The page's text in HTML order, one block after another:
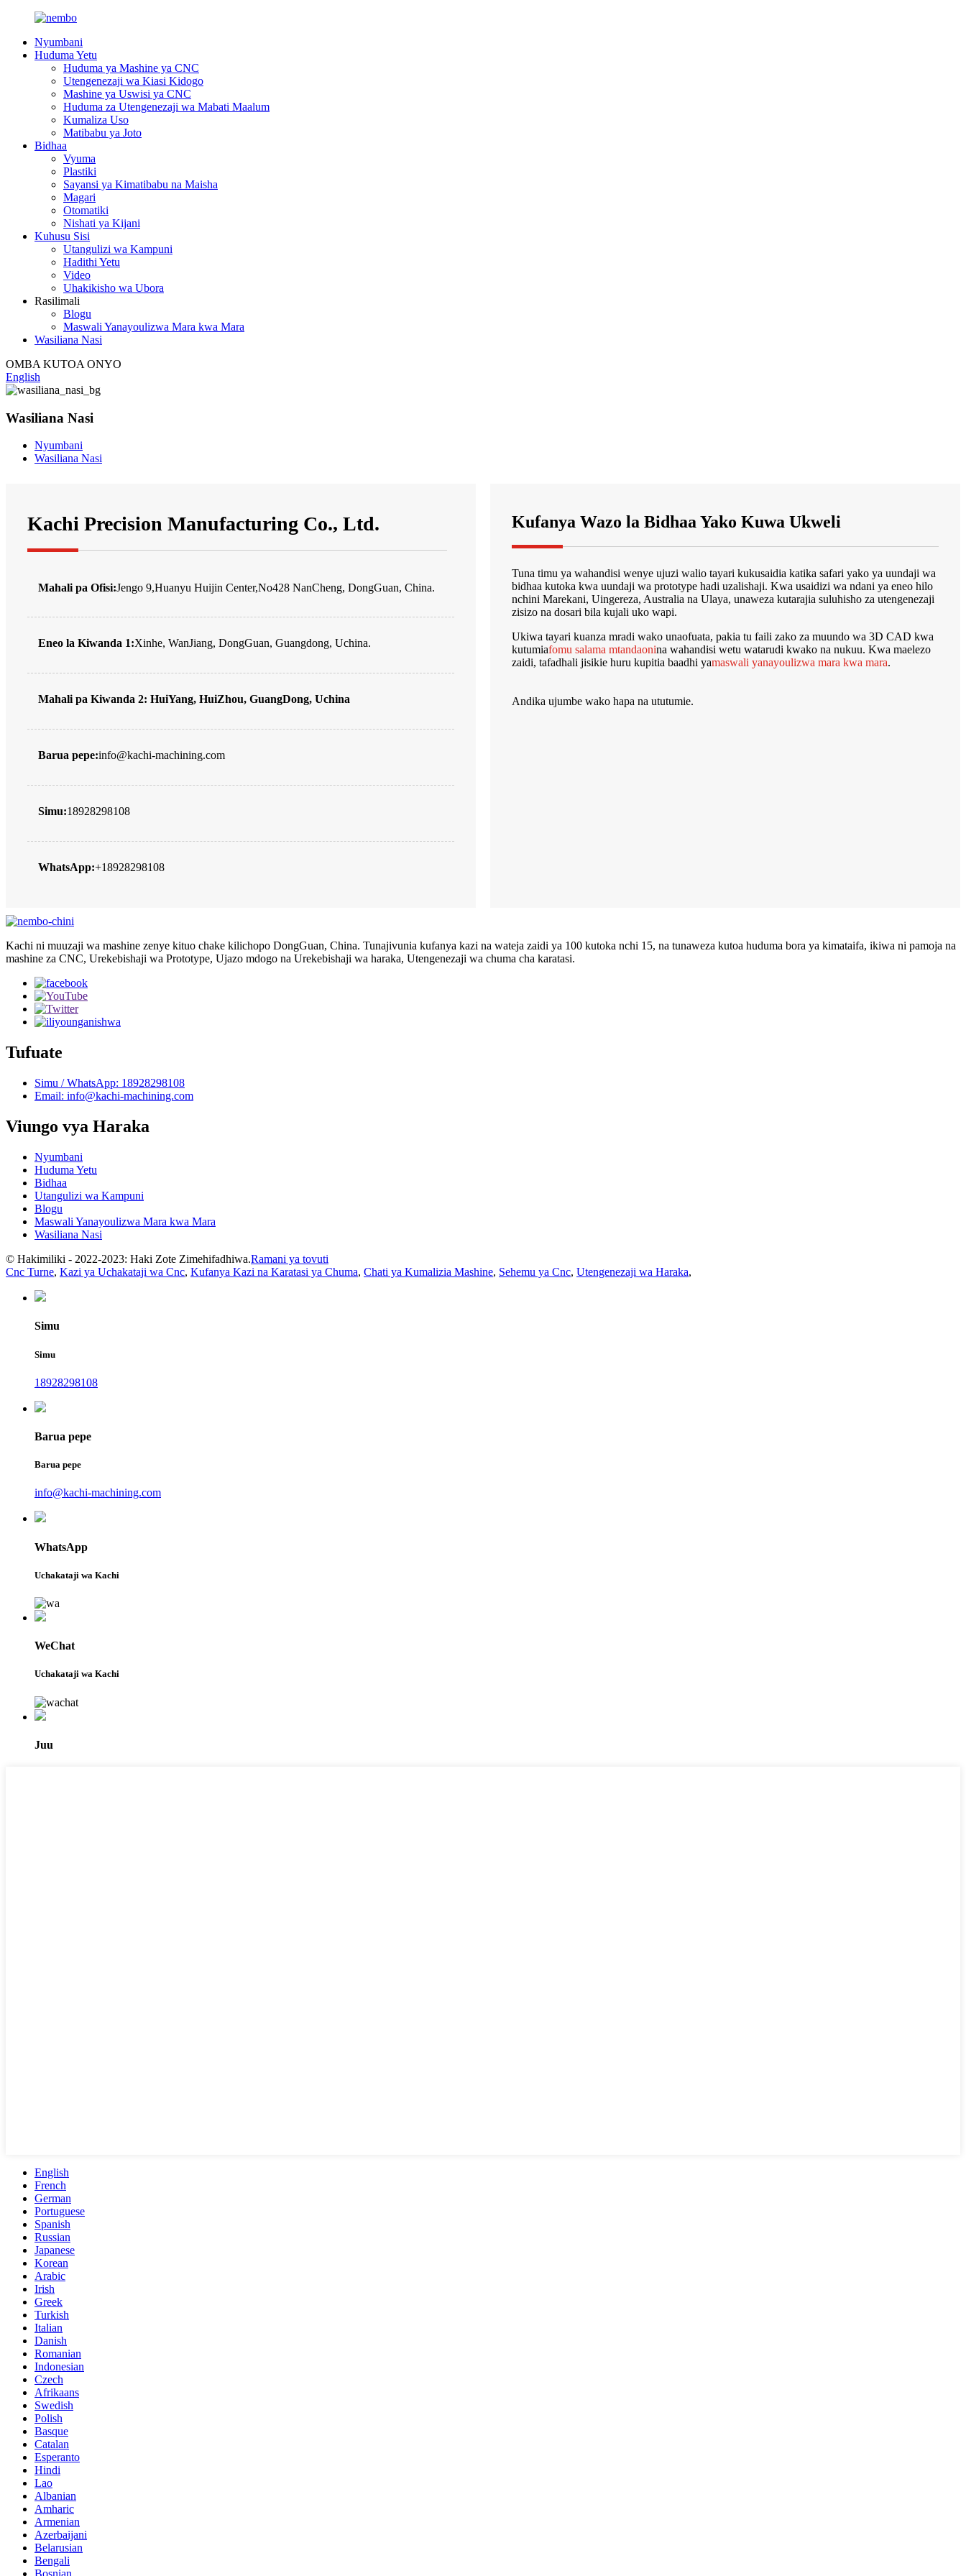
Nyumbani
Huduma Yetu
Huduma ya Mashine ya CNC
Utengenezaji wa Kiasi Kidogo
Mashine ya Uswisi ya CNC
Huduma za Utengenezaji wa Mabati Maalum
Kumaliza Uso
Matibabu ya Joto
Bidhaa
Vyuma
Plastiki
Sayansi ya Kimatibabu na Maisha
Magari
Otomatiki
Nishati ya Kijani
Kuhusu Sisi
Utangulizi wa Kampuni
Hadithi Yetu
Video
Uhakikisho wa Ubora
Rasilimali
Blogu
Maswali Yanayoulizwa Mara kwa Mara
Wasiliana Nasi
OMBA KUTOA ONYO
English
Wasiliana Nasi
Nyumbani
Wasiliana Nasi
Kachi Precision Manufacturing Co., Ltd.
Mahali pa Ofisi:Jengo 9,Huanyu Huijin Center,No428 NanCheng, DongGuan, China.
Eneo la Kiwanda 1:Xinhe, WanJiang, DongGuan, Guangdong, Uchina.
Mahali pa Kiwanda 2: HuiYang, HuiZhou, GuangDong, Uchina
Barua pepe:info@kachi-machining.com
Simu:18928298108
WhatsApp:+18928298108
Kufanya Wazo la Bidhaa Yako Kuwa Ukweli
Tuna timu ya wahandisi wenye ujuzi walio tayari kukusaidia katika safari yako ya uundaji wa
bidhaa kutoka kwa uundaji wa prototype hadi uzalishaji. Kwa usaidizi wa ndani ya eneo hilo
nchini Marekani, Uingereza, Australia na Ulaya, unaweza kutarajia suluhisho za utengenezaji
zisizo na dosari bila kujali uko wapi.
Ukiwa tayari kuanza mradi wako unaofuata, pakia tu faili zako za muundo wa 3D CAD kwa
kutumiafomu salama mtandaonina wahandisi wetu watarudi kwako na nukuu. Kwa maelezo
zaidi, tafadhali jisikie huru kupitia baadhi yamaswali yanayoulizwa mara kwa mara.
Andika ujumbe wako hapa na ututumie.
Kachi ni muuzaji wa mashine zenye kituo chake kilichopo DongGuan, China. Tunajivunia kufanya kazi na wateja zaidi ya 100 kutoka nchi 15, na tunaweza kutoa huduma bora ya kimataifa, ikiwa ni pamoja na
mashine za CNC, Urekebishaji wa Prototype, Ujazo mdogo na Urekebishaji wa haraka, Utengenezaji wa chuma cha karatasi.
Tufuate
Simu / WhatsApp: 18928298108
Email: info@kachi-machining.com
Viungo vya Haraka
Nyumbani
Huduma Yetu
Bidhaa
Utangulizi wa Kampuni
Blogu
Maswali Yanayoulizwa Mara kwa Mara
Wasiliana Nasi
© Hakimiliki - 2022-2023: Haki Zote Zimehifadhiwa.Ramani ya tovuti
Cnc Turne, Kazi ya Uchakataji wa Cnc, Kufanya Kazi na Karatasi ya Chuma, Chati ya Kumalizia Mashine, Sehemu ya Cnc, Utengenezaji wa Haraka,
Simu
Simu
18928298108
Barua pepe
Barua pepe
info@kachi-machining.com
WhatsApp
Uchakataji wa Kachi
WeChat
Uchakataji wa Kachi
Juu
English
French
German
Portuguese
Spanish
Russian
Japanese
Korean
Arabic
Irish
Greek
Turkish
Italian
Danish
Romanian
Indonesian
Czech
Afrikaans
Swedish
Polish
Basque
Catalan
Esperanto
Hindi
Lao
Albanian
Amharic
Armenian
Azerbaijani
Belarusian
Bengali
Bosnian